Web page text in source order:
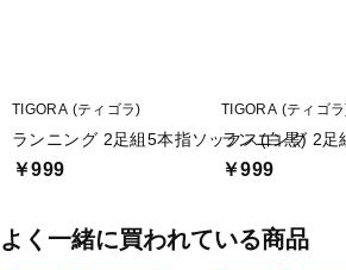
TIGORA (ティゴラ)
ランニング 2足組5本指ソックス(白黒)
￥999
TIGORA (ティゴ
ランニング 2足
￥999
よく一緒に買われている商品